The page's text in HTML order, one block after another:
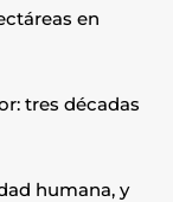
en
tres décadas
humana, y